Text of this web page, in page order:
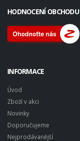
HODNOCENÍ OBCHODU
INFORMACE
Úvod
Zboží v akci
Novinky
Doporučujeme
Nejprodávanější